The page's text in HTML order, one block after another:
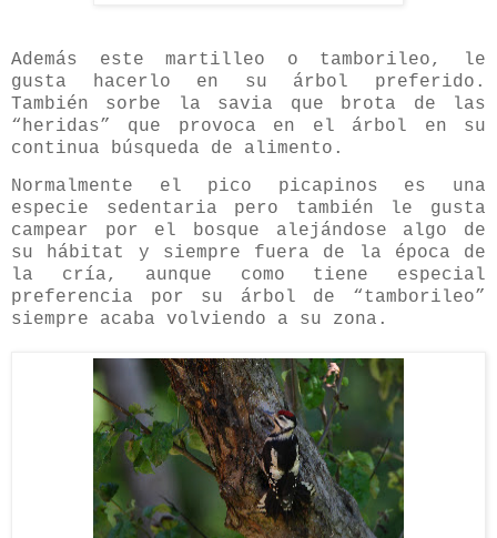
Además este martilleo o tamborileo, le
gusta hacerlo en su árbol preferido.
También sorbe la savia que brota de las
“heridas” que provoca en el árbol en su
continua búsqueda de alimento.
Normalmente el pico picapinos es una
especie sedentaria pero también le gusta
campear por el bosque alejándose algo de
su hábitat y siempre fuera de la época de
la cría, aunque como tiene especial
preferencia por su árbol de “tamborileo”
siempre acaba volviendo a su zona.